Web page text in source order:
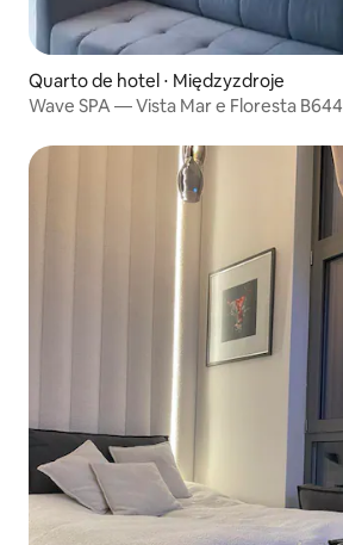
Quarto de hotel ⋅ Międzyzdroje
Wave SPA — Vista Mar e Floresta B644